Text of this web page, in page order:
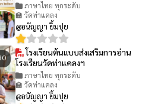
ภาษาไทย ทุกระดับ
🏫 วัดท่าแคลง
@อนัญญา ยิ้มปุย
โรงเรียนต้นแบบส่งเสริมการอ่าน
โรงเรียนวัดท่าแคลงฯ
ภาษาไทย ทุกระดับ
🏫 วัดท่าแคลง
@อนัญญา ยิ้มปุย